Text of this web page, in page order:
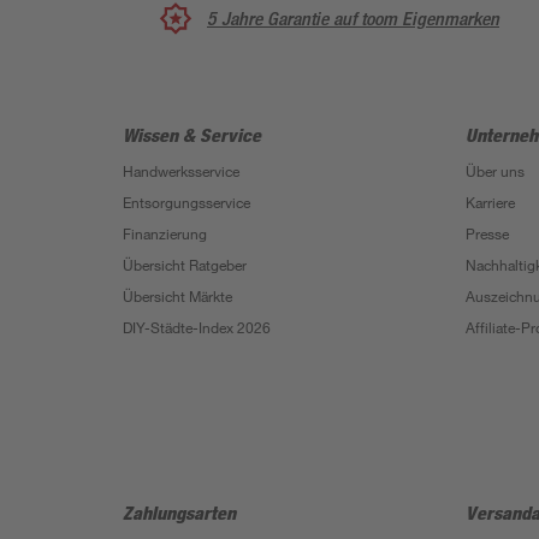
5 Jahre Garantie auf toom Eigenmarken
Wissen & Service
Handwerksservice
Entsorgungsservice
Finanzierung
Übersicht Ratgeber
Übersicht Märkte
DIY-Städte-Index 2026
Über uns
Karriere
Presse
Affiliate-
Zahlungsarten